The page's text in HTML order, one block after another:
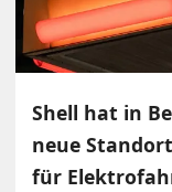
Shell hat in
neue
für